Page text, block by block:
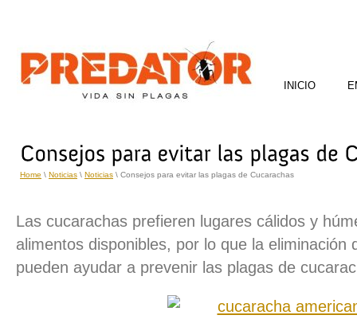
INICIO
Home \ Noticias \ Noticias \ Consejos para evitar las plagas de Cucarachas
Las cucarachas prefieren lugares cálidos y
alimentos disponibles, por lo que la eliminación
pueden ayudar a prevenir las plagas de